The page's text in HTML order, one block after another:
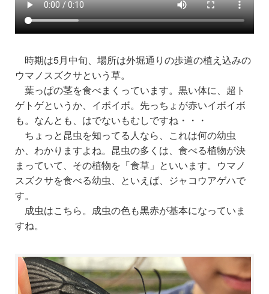
時期は5月中旬、場所は外堀通りの歩道の植え込みの
ウマノスズクサという草。
葉っぱの茎を食べまくっています。黒い体に、超ト
ゲトゲというか、イボイボ。先っちょが赤いイボイボ
も。なんとも、はでないもむしですね・・・
ちょっと昆虫を知ってる人なら、これは何の幼虫
か、わかりますよね。昆虫の多くは、食べる植物が決
まっていて、その植物を「食草」といいます。ウマノ
スズクサを食べる幼虫、といえば、ジャコウアゲハで
す。
成虫はこちら。 成虫の色も黒赤が基本になっていま
すね。